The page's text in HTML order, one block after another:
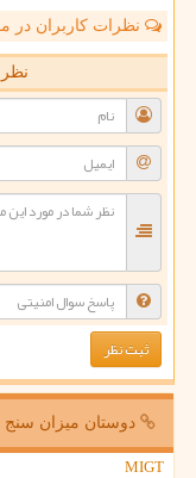
نظرات کاربران در
دوستان میزان سنج
MIGT